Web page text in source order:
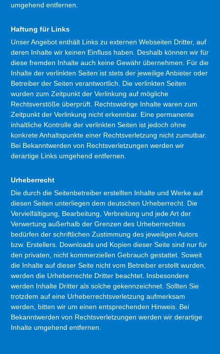
umgehend entfernen.
Haftung für Links
Unser Angebot enthält Links zu externen Webseiten Dritter, auf
deren Inhalte wir keinen Einfluss haben. Deshalb können wir für
diese fremden Inhalte auch keine Gewähr übernehmen. Für die
Inhalte der verlinkten Seiten ist stets der jeweilige Anbieter oder
Betreiber der Seiten verantwortlich. Die verlinkten Seiten
wurden zum Zeitpunkt der Verlinkung auf mögliche
Rechtsverstöße überprüft. Rechtswidrige Inhalte waren zum
Zeitpunkt der Verlinkung nicht erkennbar. Eine permanente
inhaltliche Kontrolle der verlinkten Seiten ist jedoch ohne
konkrete Anhaltspunkte einer Rechtsverletzung nicht zumutbar.
Bei Bekanntwerden von Rechtsverletzungen werden wir
derartige Links umgehend entfernen.
Urheberrecht
Die durch die Seitenbetreiber erstellten Inhalte und Werke auf
diesen Seiten unterliegen dem deutschen Urheberrecht. Die
Vervielfältigung, Bearbeitung, Verbreitung und jede Art der
Verwertung außerhalb der Grenzen des Urheberrechtes
bedürfen der schriftlichen Zustimmung des jeweiligen Autors
bzw. Erstellers. Downloads und Kopien dieser Seite sind nur für
den privaten, nicht kommerziellen Gebrauch gestattet. Soweit
die Inhalte auf dieser Seite nicht vom Betreiber erstellt wurden,
werden die Urheberrechte Dritter beachtet. Insbesondere
werden Inhalte Dritter als solche gekennzeichnet. Sollten Sie
trotzdem auf eine Urheberrechtsverletzung aufmerksam
werden, bitten wir um einen entsprechenden Hinweis. Bei
Bekanntwerden von Rechtsverletzungen werden wir derartige
Inhalte umgehend entfernen.